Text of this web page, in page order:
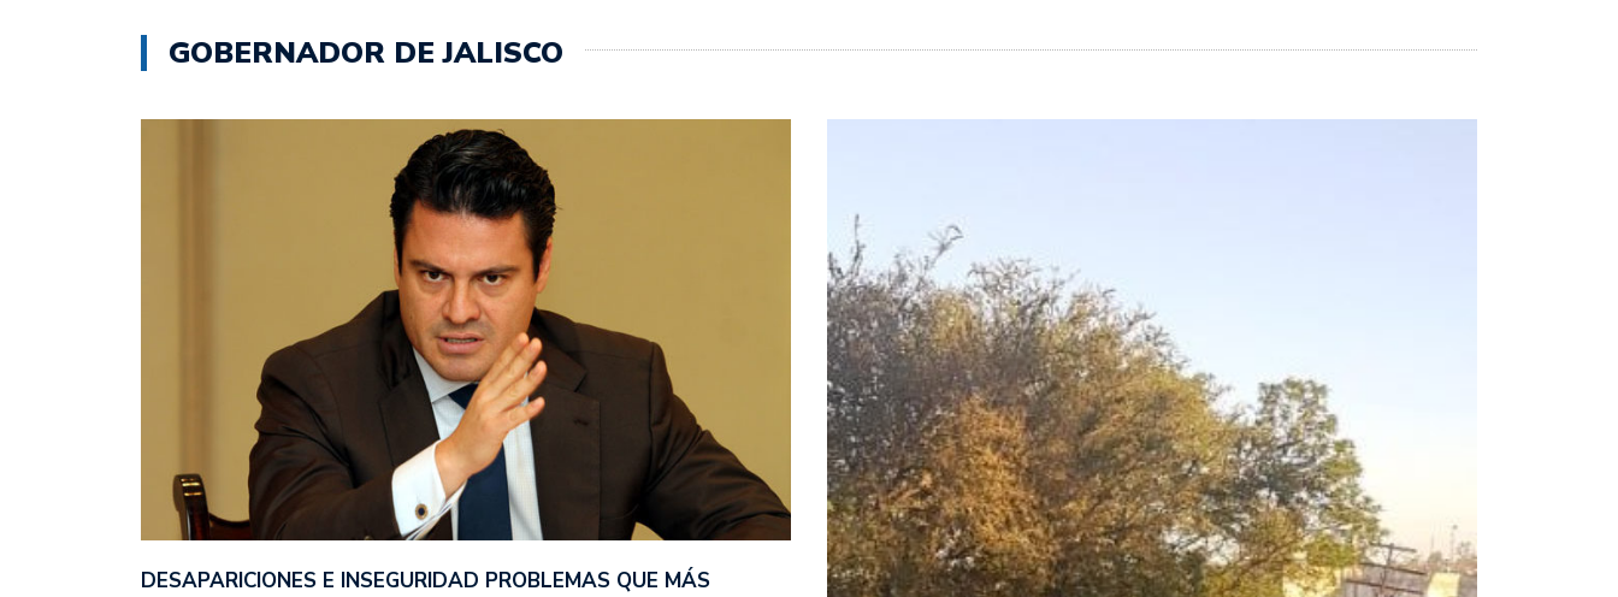
GOBERNADOR DE JALISCO
DESAPARICIONES E INSEGURIDAD PROBLEMAS QUE MÁS